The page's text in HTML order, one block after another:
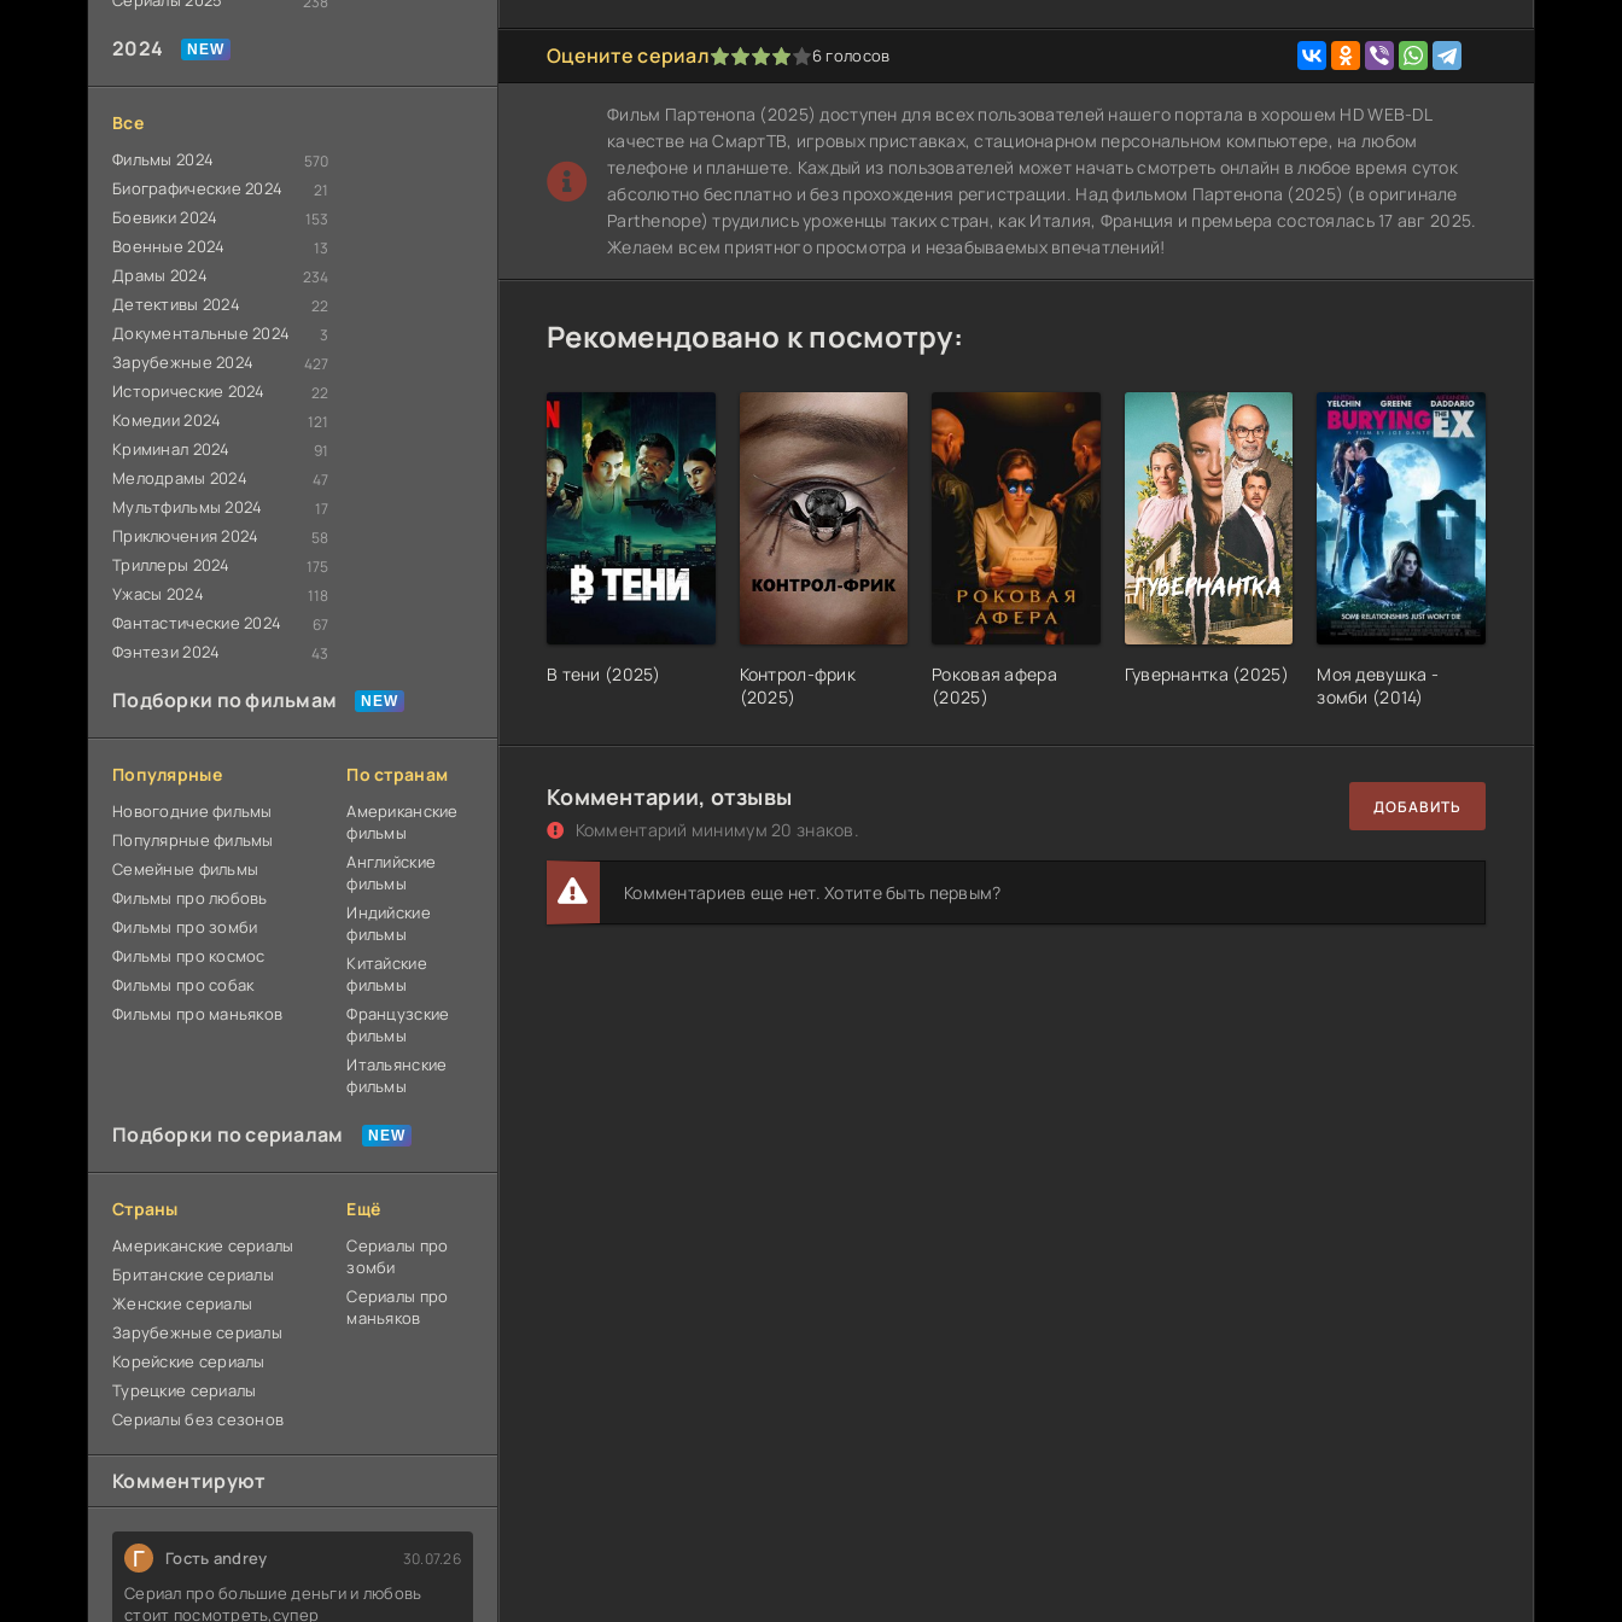
2024
Все
Фильмы 2024 570
Биографические 2024 21
Боевики 2024 153
Военные 2024 13
Драмы 2024 234
Детективы 2024 22
Документальные 2024 3
Зарубежные 2024 427
Исторические 2024 22
Комедии 2024 121
Криминал 2024 91
Мелодрамы 2024 47
Мультфильмы 2024 17
Приключения 2024 58
Триллеры 2024 175
Ужасы 2024 118
Фантастические 2024 67
Фэнтези 2024 43
Подборки по фильмам
Популярные
Новогодние фильмы
Популярные фильмы
Cемейные фильмы
Фильмы про любовь
Фильмы про зомби
Фильмы про космос
Фильмы про собак
Фильмы про маньяков
По странам
Американские
фильмы
Английские
фильмы
Индийские
фильмы
Китайские
фильмы
Французские
фильмы
Итальянские
фильмы
Подборки по сериалам
Страны
Американские сериалы
Британские сериалы
Женские сериалы
Зарубежные сериалы
Корейские сериалы
Турецкие сериалы
Сериалы без сезонов
Ещё
Сериалы про
зомби
Сериалы про
маньяков
Комментируют
Г Гость andrey 30.07.26
Сериал про большие деньги и любовь
стоит посмотреть,супер
Оцените сериал
1 2 3 4 5 6 голосов
Фильм Партенопа (2025) доступен для всех пользователей нашего портала в хорошем HD WEB-DL
качестве на СмартТВ, игровых приставках, стационарном персональном компьютере, на любом
телефоне и планшете. Каждый из пользователей может начать смотреть онлайн в любое время суток
абсолютно бесплатно и без прохождения регистрации. Над фильмом Партенопа (2025) (в оригинале
Parthenope) трудились уроженцы таких стран, как Италия, Франция и премьера состоялась 17 авг 2025.
Желаем всем приятного просмотра и незабываемых впечатлений!
Рекомендовано к посмотру:
В тени (2025)
Контрол-фрик
(2025)
Роковая афера
(2025)
Гувернантка (2025)
Моя девушка -
зомби (2014)
Комментарии, отзывы
Комментарий минимум 20 знаков.
ДОБАВИТЬ
Комментариев еще нет. Хотите быть первым?